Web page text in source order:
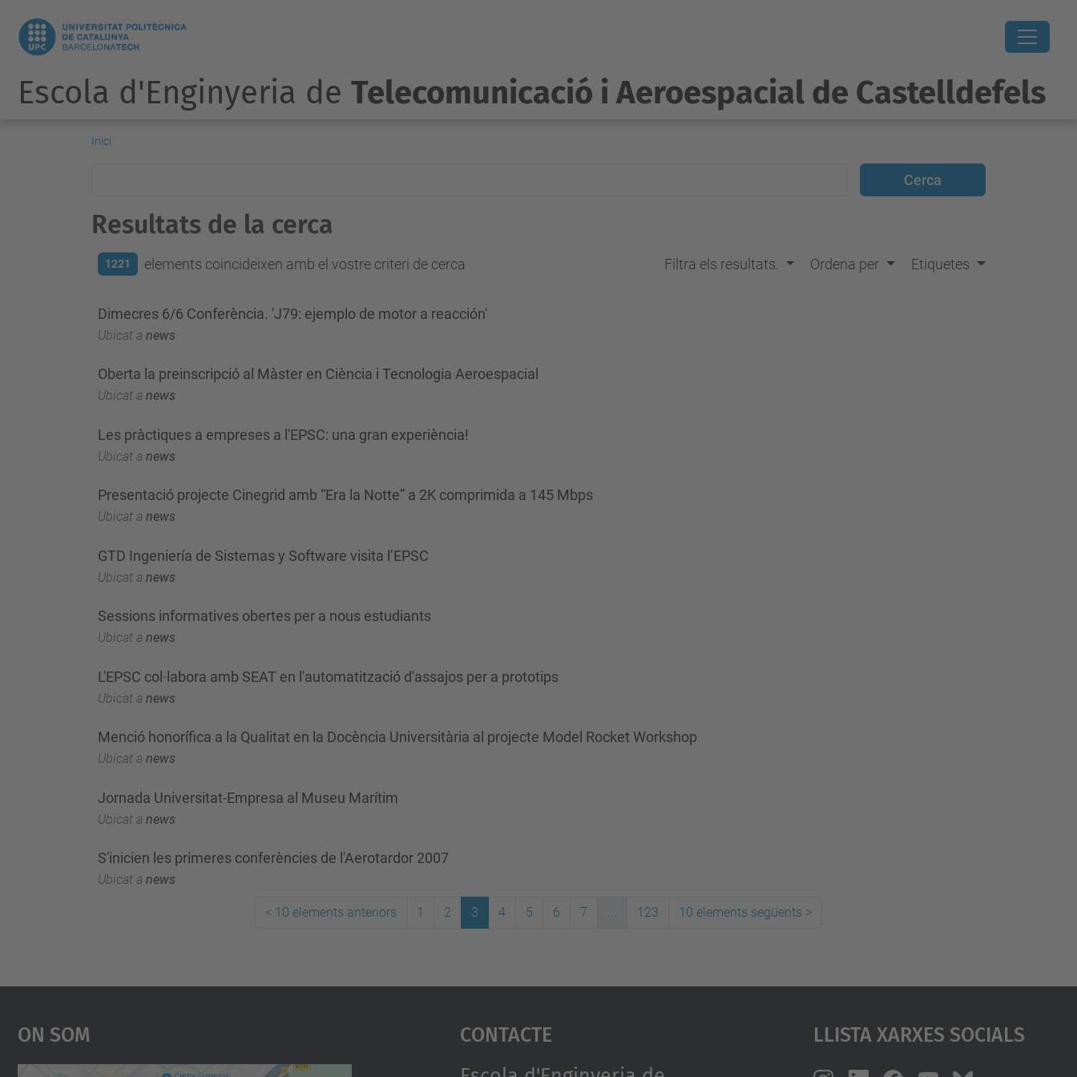
Escola d'Enginyeria de Telecomunicació i Aeroespacial de Castelldefels
Inici
Resultats de la cerca
1221 elements coincideixen amb el vostre criteri de cerca Filtra els resultats. Ordena per Etiquetes
Dimecres 6/6 Conferència. 'J79: ejemplo de motor a reacción'
Ubicat a news
Oberta la preinscripció al Màster en Ciència i Tecnologia Aeroespacial
Ubicat a news
Les pràctiques a empreses a l'EPSC: una gran experiència!
Ubicat a news
Presentació projecte Cinegrid amb “Era la Notte” a 2K comprimida a 145 Mbps
Ubicat a news
GTD Ingeniería de Sistemas y Software visita l’EPSC
Ubicat a news
Sessions informatives obertes per a nous estudiants
Ubicat a news
L'EPSC col·labora amb SEAT en l'automatització d'assajos per a prototips
Ubicat a news
Menció honorífica a la Qualitat en la Docència Universitària al projecte Model Rocket Workshop
Ubicat a news
Jornada Universitat-Empresa al Museu Marítim
Ubicat a news
S'inicien les primeres conferències de l'Aerotardor 2007
Ubicat a news
< 10 elements anteriors 1 2 3 4 5 6 7 ... 123 10 elements següents >
On Som Contacte Llista Xarxes Socials